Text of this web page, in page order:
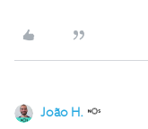
João H.